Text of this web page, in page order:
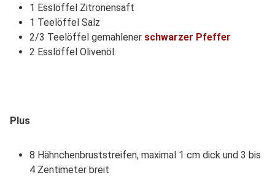
1 Esslöffel Zitronensaft
1 Teelöffel Salz
2/3 Teelöffel gemahlener schwarzer Pfeffer
2 Esslöffel Olivenöl
Plus
8 Hähnchenbruststreifen, maximal 1 cm dick und 3 bis
4 Zentimeter breit